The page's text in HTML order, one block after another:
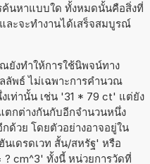
ค้นหาแบบใด ทั้งหมดนั้นคือสิ่งที่
ละจะทำงานได้เสร็จสมบูรณ์
ยังทำให้การใช้นิพจน์ทาง
พธ์ ไม่เฉพาะการคำนวณ
เท่านั้น เช่น '31 * 79 ct' แต่ยัง
ตกต่างกันกับอีกจำนวนหนึ่ง
ด้วย โดยตัวอย่างอาจอยู่ใน
เดรดเวท สั้น/สหรัฐ' หรือ
? cm^3' ทั้งนี้ หน่วยการวัดที่